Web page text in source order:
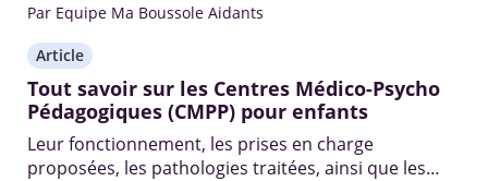
Par Equipe Ma Boussole Aidants
Article
Tout savoir sur les Centres Médico-Psycho
Pédagogiques (CMPP) pour enfants
Leur fonctionnement, les prises en charge
proposées, les pathologies traitées, ainsi que les